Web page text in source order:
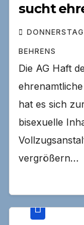
sucht
BEHRENS
Die AG Haft
hat es sich
bisexuelle
vergrößern…